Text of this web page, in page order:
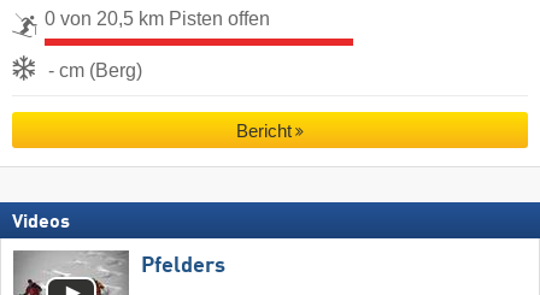
0 von 20,5 km Pisten offen
- cm (Berg)
Bericht
Videos
Pfelders